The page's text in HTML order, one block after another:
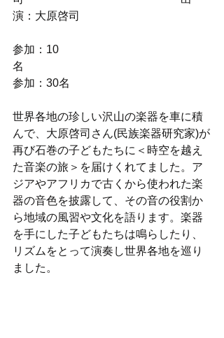
演：大原啓司
参加：10
名
参加：30名
世界各地の珍しい沢山の楽器を車に積
んで、大原啓司さん(民族楽器研究家)が
再び石巻の子どもたちに＜時空を越え
た音楽の旅＞を届けくれてました。ア
ジアやアフリカで古くから使われた楽
器の音色を披露して、その音の役割か
ら地域の風習や文化を語ります。楽器
を手にした子どもたちは鳴らしたり、
リズムをとって演奏し世界各地を巡り
ました。